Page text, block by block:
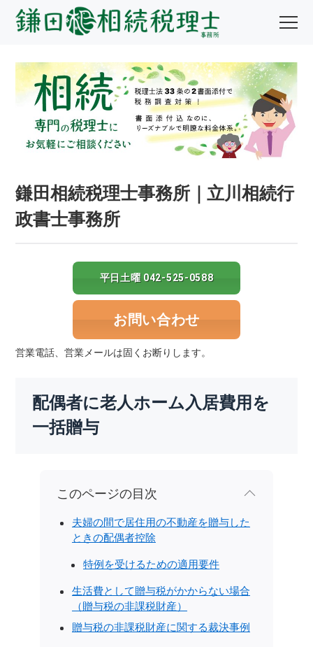
鎌田相続税理士事務所｜立川相続行
政書士事務所
平日土曜 042-525-0588
お問い合わせ
営業電話、営業メールは固くお断りします。
配偶者に老人ホーム入居費用を
一括贈与
このページの目次
夫婦の間で居住用の不動産を贈与した
ときの配偶者控除
特例を受けるための適用要件
生活費として贈与税がかからない場合
（贈与税の非課税財産）
贈与税の非課税財産に関する裁決事例